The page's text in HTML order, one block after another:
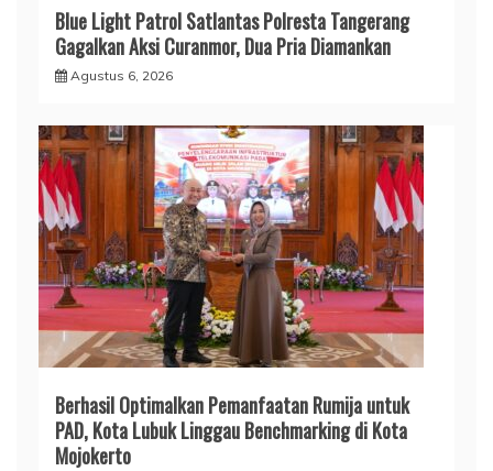
Blue Light Patrol Satlantas Polresta Tangerang
Gagalkan Aksi Curanmor, Dua Pria Diamankan
Agustus 6, 2026
Berhasil Optimalkan Pemanfaatan Rumija untuk
PAD, Kota Lubuk Linggau Benchmarking di Kota
Mojokerto